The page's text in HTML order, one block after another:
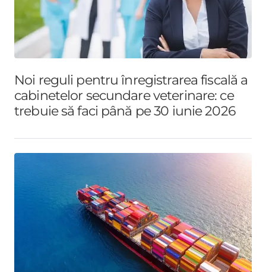
Noi reguli pentru înregistrarea fiscală a
cabinetelor secundare veterinare: ce
trebuie să faci până pe 30 iunie 2026